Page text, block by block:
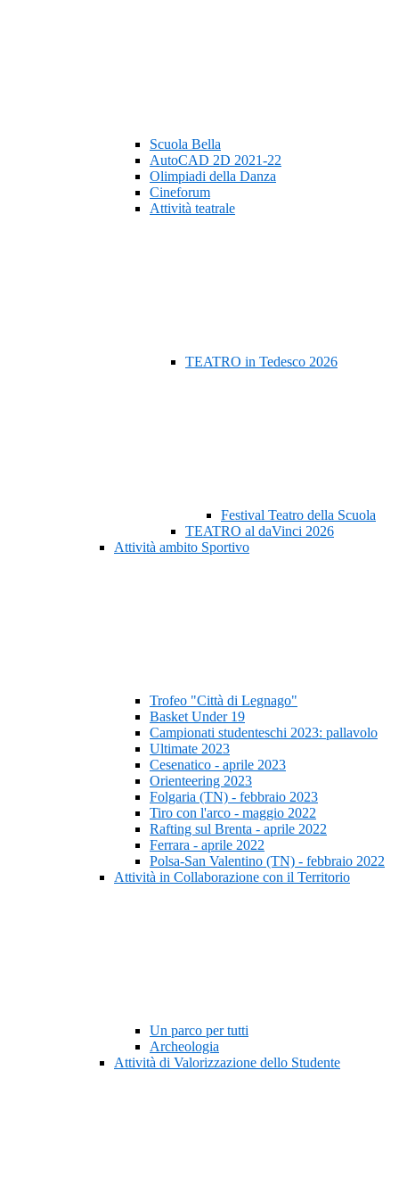
Scuola Bella
AutoCAD 2D 2021-22
Olimpiadi della Danza
Cineforum
Attività teatrale
TEATRO in Tedesco 2026
Festival Teatro della Scuola
TEATRO al daVinci 2026
Attività ambito Sportivo
Trofeo "Città di Legnago"
Basket Under 19
Campionati studenteschi 2023: pallavolo
Ultimate 2023
Cesenatico - aprile 2023
Orienteering 2023
Folgaria (TN) - febbraio 2023
Tiro con l'arco - maggio 2022
Rafting sul Brenta - aprile 2022
Ferrara - aprile 2022
Polsa-San Valentino (TN) - febbraio 2022
Attività in Collaborazione con il Territorio
Un parco per tutti
Archeologia
Attività di Valorizzazione dello Studente